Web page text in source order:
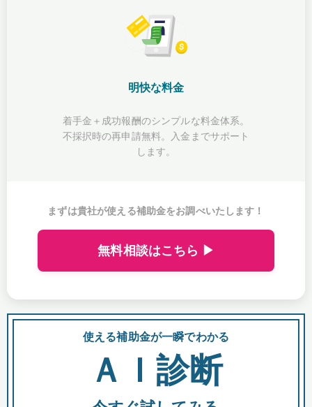
明快な料金
着手金＋成功報酬のシンプルな料金体系。
不採択時の再申請無料。入金までサポート
します。
まずは貴社が使える補助金をお調べいたします！
無料相談はこちら ▶
使える補助金が一瞬でわかる
ＡＩ診断